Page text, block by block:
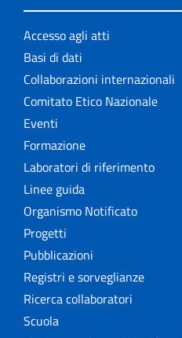
Accesso agli atti
Basi di dati
Collaborazioni internazionali
Comitato Etico Nazionale
Eventi
Formazione
Laboratori di riferimento
Linee guida
Organismo Notificato
Progetti
Pubblicazioni
Registri e sorveglianze
Ricerca collaboratori
Scuola